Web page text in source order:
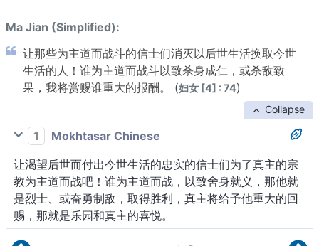
Ma Jian (Simplified):
让那些为主道而战斗的信士们消灭以后世生活换取今世
生活的人！谁为主道而战斗以致杀身成仁，或杀敌致
果，我将赏赐谁重大的报酬。 (妇女 [4] : 74)
Collapse
1
Mokhtasar Chinese
让渴望后世而付出今世生活的忠实的信士们为了真主的宗
教为主道而战吧！谁为主道而战，以致舍身就义，那他就
是烈士、或奋勇制敌，取得胜利，真主将给予他重大的回
赐，那就是乐园和真主的喜悦。